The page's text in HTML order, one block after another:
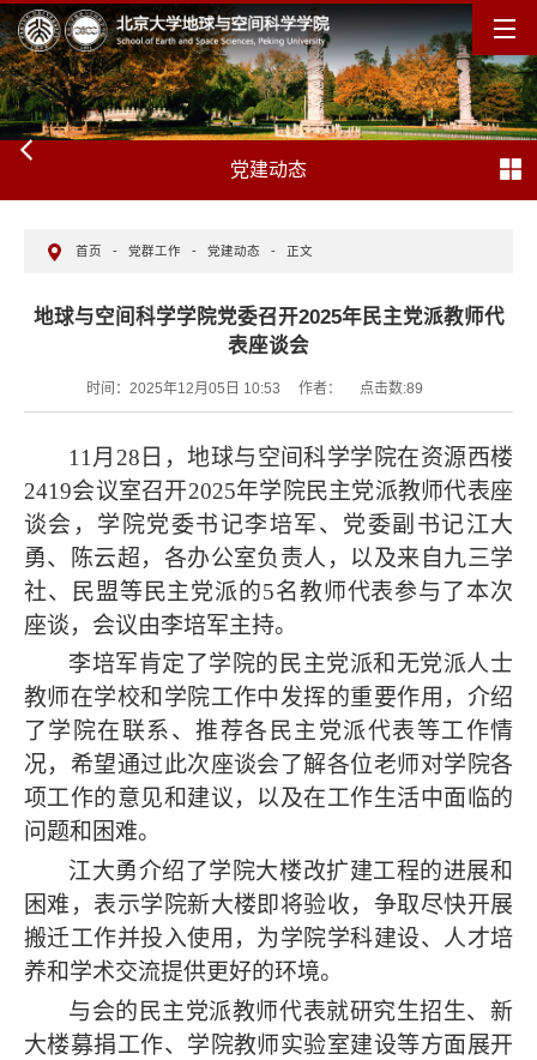
党建动态
首页 - 党群工作 - 党建动态 - 正文
地球与空间科学学院党委召开2025年民主党派教师代
表座谈会
时间：2025年12月05日 10:53 作者： 点击数:89
11月28日，地球与空间科学学院在资源西楼
2419会议室召开2025年学院民主党派教师代表座
谈会，学院党委书记李培军、党委副书记江大
勇、陈云超，各办公室负责人，以及来自九三学
社、民盟等民主党派的5名教师代表参与了本次
座谈，会议由李培军主持。
李培军肯定了学院的民主党派和无党派人士
教师在学校和学院工作中发挥的重要作用，介绍
了学院在联系、推荐各民主党派代表等工作情
况，希望通过此次座谈会了解各位老师对学院各
项工作的意见和建议，以及在工作生活中面临的
问题和困难。
江大勇介绍了学院大楼改扩建工程的进展和
困难，表示学院新大楼即将验收，争取尽快开展
搬迁工作并投入使用，为学院学科建设、人才培
养和学术交流提供更好的环境。
与会的民主党派教师代表就研究生招生、新
大楼募捐工作、学院教师实验室建设等方面展开